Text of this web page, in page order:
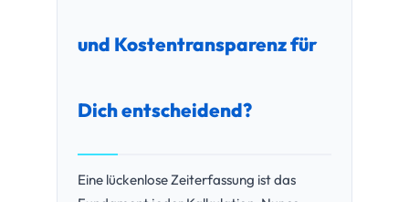
und Kostentransparenz für
Dich entscheidend?
Eine lückenlose Zeiterfassung ist das